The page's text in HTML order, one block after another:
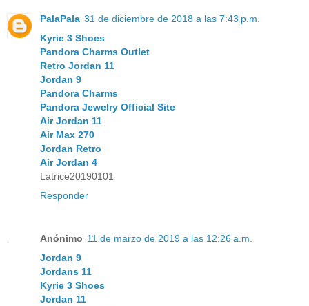
PalaPala 31 de diciembre de 2018 a las 7:43 p.m.
Kyrie 3 Shoes
Pandora Charms Outlet
Retro Jordan 11
Jordan 9
Pandora Charms
Pandora Jewelry Official Site
Air Jordan 11
Air Max 270
Jordan Retro
Air Jordan 4
Latrice20190101
Responder
Anónimo 11 de marzo de 2019 a las 12:26 a.m.
Jordan 9
Jordans 11
Kyrie 3 Shoes
Jordan 11